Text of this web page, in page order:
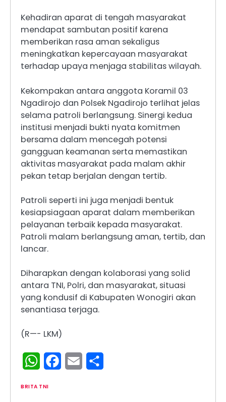
Kehadiran aparat di tengah masyarakat
mendapat sambutan positif karena
memberikan rasa aman sekaligus
meningkatkan kepercayaan masyarakat
terhadap upaya menjaga stabilitas wilayah.
Kekompakan antara anggota Koramil 03
Ngadirojo dan Polsek Ngadirojo terlihat jelas
selama patroli berlangsung. Sinergi kedua
institusi menjadi bukti nyata komitmen
bersama dalam mencegah potensi
gangguan keamanan serta memastikan
aktivitas masyarakat pada malam akhir
pekan tetap berjalan dengan tertib.
Patroli seperti ini juga menjadi bentuk
kesiapsiagaan aparat dalam memberikan
pelayanan terbaik kepada masyarakat.
Patroli malam berlangsung aman, tertib, dan
lancar.
Diharapkan dengan kolaborasi yang solid
antara TNI, Polri, dan masyarakat, situasi
yang kondusif di Kabupaten Wonogiri akan
senantiasa terjaga.
(R—- LKM)
WhatsAppFacebook
Email
BRITA TNI